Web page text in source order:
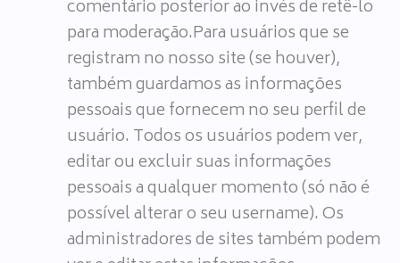
comentário posterior ao invés de retê-lo
para moderação.Para usuários que se
registram no nosso site (se houver),
também guardamos as informações
pessoais que fornecem no seu perfil de
usuário. Todos os usuários podem ver,
editar ou excluir suas informações
pessoais a qualquer momento (só não é
possível alterar o seu username). Os
administradores de sites também podem